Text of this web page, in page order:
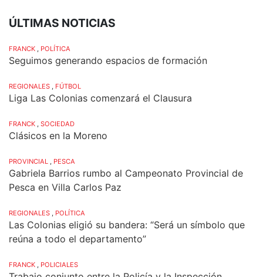
ÚLTIMAS NOTICIAS
FRANCK , POLÍTICA
Seguimos generando espacios de formación
REGIONALES , FÚTBOL
Liga Las Colonias comenzará el Clausura
FRANCK , SOCIEDAD
Clásicos en la Moreno
PROVINCIAL , PESCA
Gabriela Barrios rumbo al Campeonato Provincial de
Pesca en Villa Carlos Paz
REGIONALES , POLÍTICA
Las Colonias eligió su bandera: “Será un símbolo que
reúna a todo el departamento”
FRANCK , POLICIALES